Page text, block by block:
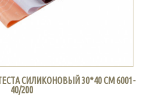
СИЛИКОНОВЫЙ 30*40 СМ 6001-
40/200